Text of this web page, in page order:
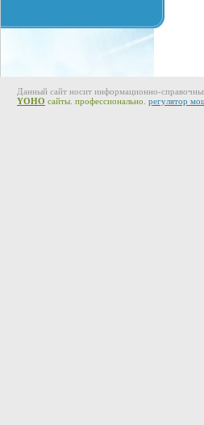
Данный сайт носит информационно-
YOHO сайты. профессионально. регулятор